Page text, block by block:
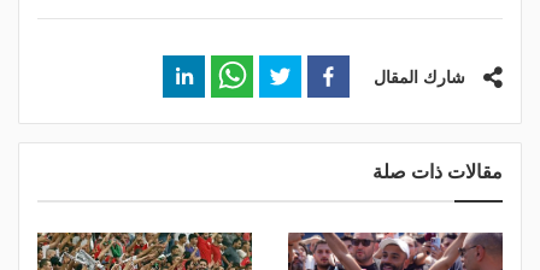
شارك المقال
مقالات ذات صلة